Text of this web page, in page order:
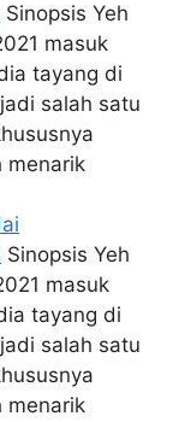
Sinopsis Yeh
masuk
tayang di
salah satu
menarik
Sinopsis Yeh
masuk
tayang di
salah satu
menarik